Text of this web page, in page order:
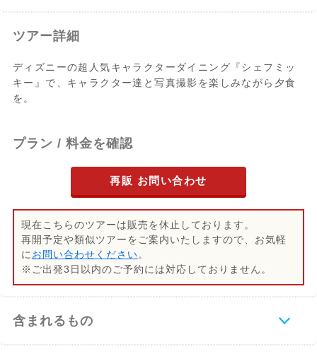
ツアー詳細
ディズニーの超人気キャラクターダイニング『シェフミッ
キー』で、キャラクター達と写真撮影を楽しみながら夕食
を。
プラン / 料金を確認
再販 お問い合わせ
現在こちらのツアーは販売を休止しております。
再開予定や類似ツアーをご案内いたしますので、お気軽
にお問い合わせください。
※ご出発3日以内のご予約には対応しておりません。
含まれるもの